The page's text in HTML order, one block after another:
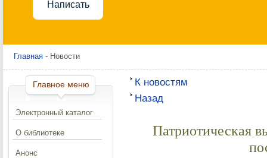
Написать
Главная - Новости
К новостям
Назад
Патриотическая
Главное меню
Электронный каталог
О библиотеке
Анонс